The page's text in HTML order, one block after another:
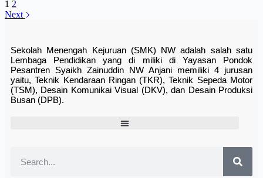
1 2
Next
Sekolah Menengah Kejuruan (SMK) NW adalah salah satu
Lembaga Pendidikan yang di miliki di Yayasan Pondok
Pesantren Syaikh Zainuddin NW Anjani memiliki 4 jurusan
yaitu, Teknik Kendaraan Ringan (TKR), Teknik Sepeda Motor
(TSM), Desain Komunikai Visual (DKV), dan Desain Produksi
Busan (DPB).